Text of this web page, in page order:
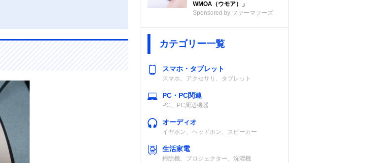
WMOA（ウモア）」
Sponsored by ファーマフーズ
カテゴリー一覧
スマホ・タブレット
スマホ、アクセサリ、タブレット
PC・PC関連
PC、PC周辺機器
オーディオ
イヤホン、ヘッドホン、スピーカー
生活家電
掃除機、プロジェクター、洗濯機